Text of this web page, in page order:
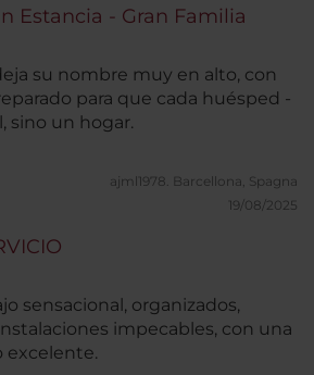
sensacional, organizados,
impecables, con una
excelente.
Estancia - Gran Familia
su nombre muy en alto, con
para que cada huésped -
sino un hogar.
ajml1978. Barcellona, Spagna
19/08/2025